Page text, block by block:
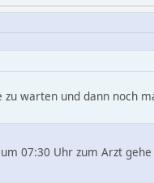
warten und dann noch
07:30 Uhr zum Arzt